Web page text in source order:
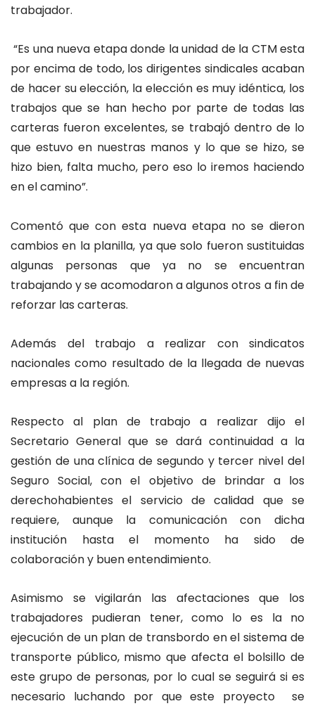
trabajador.
“Es una nueva etapa donde la unidad de la CTM esta
por encima de todo, los dirigentes sindicales acaban
de hacer su elección, la elección es muy idéntica, los
trabajos que se han hecho por parte de todas las
carteras fueron excelentes, se trabajó dentro de lo
que estuvo en nuestras manos y lo que se hizo, se
hizo bien, falta mucho, pero eso lo iremos haciendo
en el camino”.
Comentó que con esta nueva etapa no se dieron
cambios en la planilla, ya que solo fueron sustituidas
algunas personas que ya no se encuentran
trabajando y se acomodaron a algunos otros a fin de
reforzar las carteras.
Además del trabajo a realizar con sindicatos
nacionales como resultado de la llegada de nuevas
empresas a la región.
Respecto al plan de trabajo a realizar dijo el
Secretario General que se dará continuidad a la
gestión de una clínica de segundo y tercer nivel del
Seguro Social, con el objetivo de brindar a los
derechohabientes el servicio de calidad que se
requiere, aunque la comunicación con dicha
institución hasta el momento ha sido de
colaboración y buen entendimiento.
Asimismo se vigilarán las afectaciones que los
trabajadores pudieran tener, como lo es la no
ejecución de un plan de transbordo en el sistema de
transporte público, mismo que afecta el bolsillo de
este grupo de personas, por lo cual se seguirá si es
necesario luchando por que este proyecto se